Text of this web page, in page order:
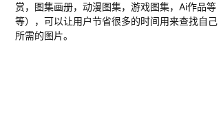
赏，图集画册，动漫图集，游戏图集，Ai作品等
等），可以让用户节省很多的时间用来查找自己
所需的图片。